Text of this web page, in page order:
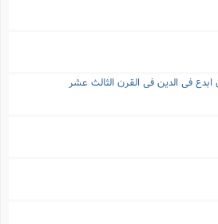
فى الدین فى القرن الثالث عشر